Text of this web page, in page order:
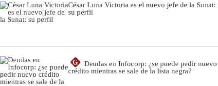
César Luna Victoria es el nuevo jefe de la Sunat:
su perfil
G
Deudas en Infocorp: ¿se puede pedir nuevo
crédito mientras se sale de la lista negra?